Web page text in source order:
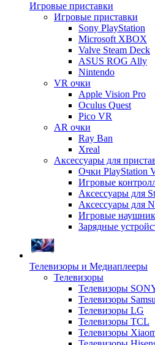
Игровые приставки
Игровые приставки
Sony PlayStation
Microsoft XBOX
Valve Steam Deck
ASUS ROG Ally
Nintendo
VR очки
Apple Vision Pro
Oculus Quest
Pico VR
AR очки
Ray Ban
Xreal
Аксессуары для
Очки PlayStation
Игровые
Аксессуары для
Аксессуары для
Игровые
Зарядные
Телевизоры и Медиаплееры
Телевизоры
Телевизоры
Телевизоры
Телевизоры LG
Телевизоры TCL
Телевизоры